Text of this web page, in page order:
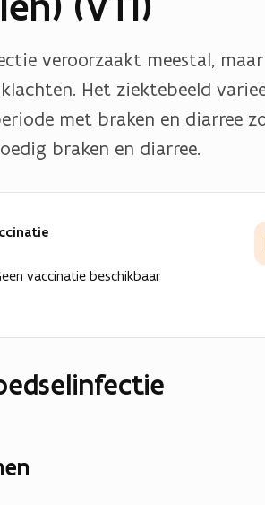
veroorzaakt meestal,
Het ziektebeeld
met braken en diarree
braken en diarree.
vaccinatie beschikbaar